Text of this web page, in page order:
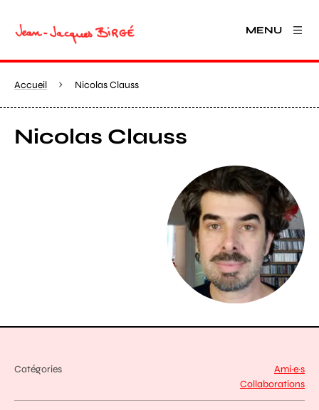
MENU
Accueil Nicolas Clauss
Nicolas Clauss
Agrandir
Catégories
Ami·e·s
Collaborations